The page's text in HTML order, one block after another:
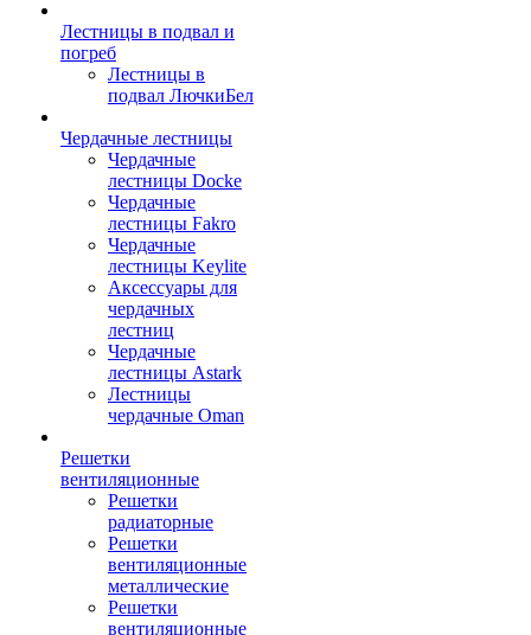
Лестницы в подвал и
погреб
Лестницы в
подвал ЛючкиБел
Чердачные лестницы
Чердачные
лестницы Docke
Чердачные
лестницы Fakro
Чердачные
лестницы Keylite
Аксессуары для
чердачных
лестниц
Чердачные
лестницы Astark
Лестницы
чердачные Oman
Решетки
вентиляционные
Решетки
радиаторные
Решетки
вентиляционные
металлические
Решетки
вентиляционные